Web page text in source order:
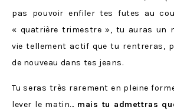
pas pouvoir enfiler tes futes au
« quatrière trimestre », tu auras un
vie tellement actif que tu rentreras,
de nouveau dans tes jeans.
Tu seras très rarement en pleine
lever le matin… mais tu admettras